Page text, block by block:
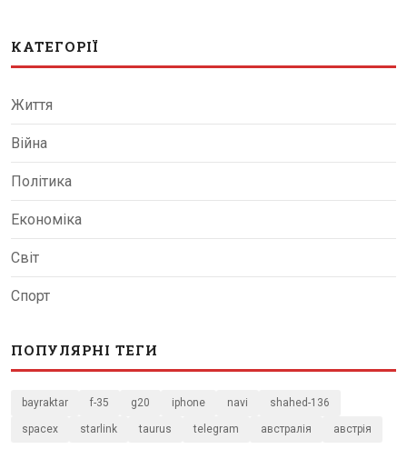
КАТЕГОРІЇ
Життя
Війна
Політика
Економіка
Світ
Спорт
ПОПУЛЯРНІ ТЕГИ
bayraktar f-35 g20 iphone navi shahed-136
spacex starlink taurus telegram австралія австрія